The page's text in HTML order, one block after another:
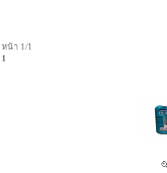
หน้า 1/1
1